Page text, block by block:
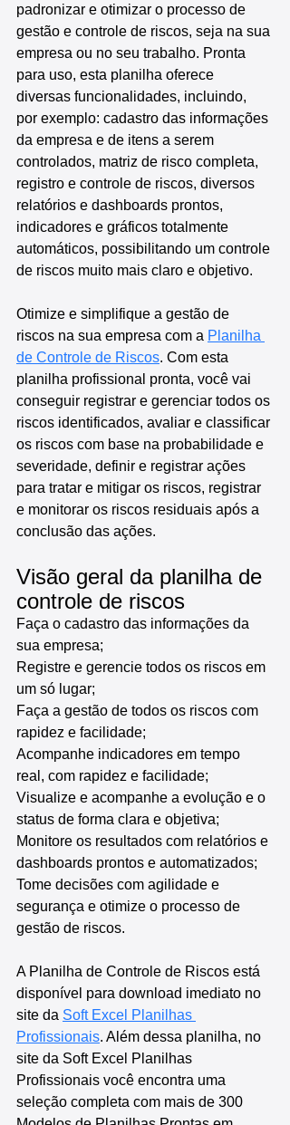
padronizar e otimizar o processo de
gestão e controle de riscos, seja na sua
empresa ou no seu trabalho. Pronta
para uso, esta planilha oferece
diversas funcionalidades, incluindo,
por exemplo: cadastro das informações
da empresa e de itens a serem
controlados, matriz de risco completa,
registro e controle de riscos, diversos
relatórios e dashboards prontos,
indicadores e gráficos totalmente
automáticos, possibilitando um controle
de riscos muito mais claro e objetivo.
Otimize e simplifique a gestão de
riscos na sua empresa com a Planilha
de Controle de Riscos. Com esta
planilha profissional pronta, você vai
conseguir registrar e gerenciar todos os
riscos identificados, avaliar e classificar
os riscos com base na probabilidade e
severidade, definir e registrar ações
para tratar e mitigar os riscos, registrar
e monitorar os riscos residuais após a
conclusão das ações.
Visão geral da planilha de
controle de riscos
Faça o cadastro das informações da
sua empresa;
Registre e gerencie todos os riscos em
um só lugar;
Faça a gestão de todos os riscos com
rapidez e facilidade;
Acompanhe indicadores em tempo
real, com rapidez e facilidade;
Visualize e acompanhe a evolução e o
status de forma clara e objetiva;
Monitore os resultados com relatórios e
dashboards prontos e automatizados;
Tome decisões com agilidade e
segurança e otimize o processo de
gestão de riscos.
A Planilha de Controle de Riscos está
disponível para download imediato no
site da Soft Excel Planilhas
Profissionais. Além dessa planilha, no
site da Soft Excel Planilhas
Profissionais você encontra uma
seleção completa com mais de 300